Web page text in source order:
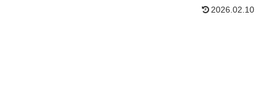
2026.02.10